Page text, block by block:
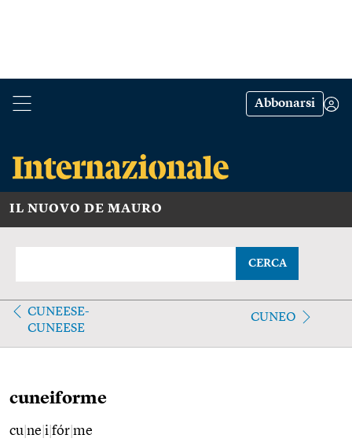
Abbonarsi
IL NUOVO DE MAURO
CERCA
CUNEESE-
CUNEESE
CUNEO
cuneiforme
cu ne i fór me